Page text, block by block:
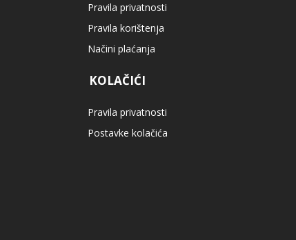
Pravila privatnosti
Pravila korištenja
Načini plaćanja
KOLAČIĆI
Pravila privatnosti
Postavke kolačića